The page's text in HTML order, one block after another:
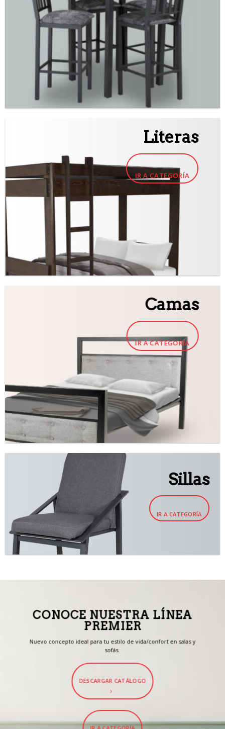
Literas
IR A CATEGORÍA
Camas
IR A CATEGORÍA
Sillas
IR A CATEGORÍA
CONOCE NUESTRA LÍNEA
PREMIER
Nuevo concepto ideal para tu estilo de vida/confort en salas y
sofás.
DESCARGAR CATÁLOGO